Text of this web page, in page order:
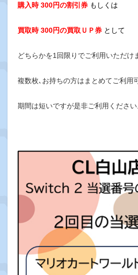
購入時 300円の割引券 もしくは
買取時 300円の買取ＵＰ券 として
どちらかを1回限りでご利用いただけ
複数枚､お持ちの方はまとめてご利用
期間は短いですが是非ご利用ください